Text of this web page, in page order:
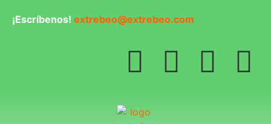
¡Escríbenos! extrebeo@extrebeo.com